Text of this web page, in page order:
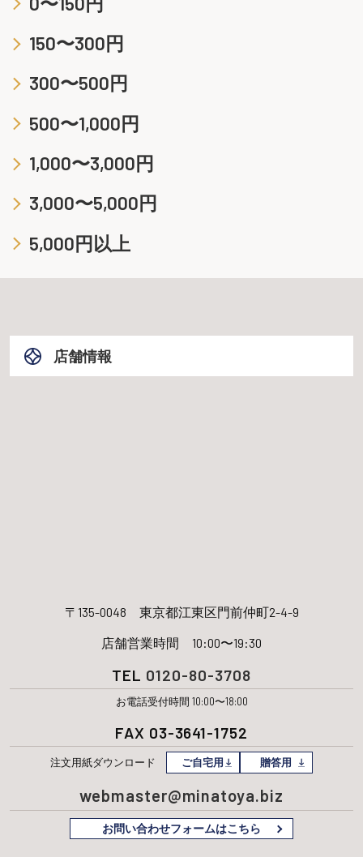
150〜300円
300〜500円
500〜1,000円
1,000〜3,000円
3,000〜5,000円
5,000円以上
店舗情報
〒135-0048 東京都江東区門前仲町2-4-9
店舗営業時間 10:00〜19:30
TEL 0120-80-3708
お電話受付時間 10:00〜18:00
FAX 03-3641-1752
注文用紙ダウンロード ご自宅用 贈答用
webmaster@minatoya.biz
お問い合わせフォームはこちら